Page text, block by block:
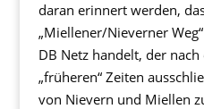
daran erinnert werden,
„Miellener/Nieverner
DB Netz handelt, der
„früheren“ Zeiten
von Nievern und Miellen